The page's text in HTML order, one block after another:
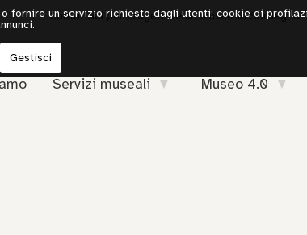
Contattaci per progettare un museo in Sardegna
Servizi museali Museo 4.0
fornire un servizio richiesto dagli utenti; cookie di
Gestisci